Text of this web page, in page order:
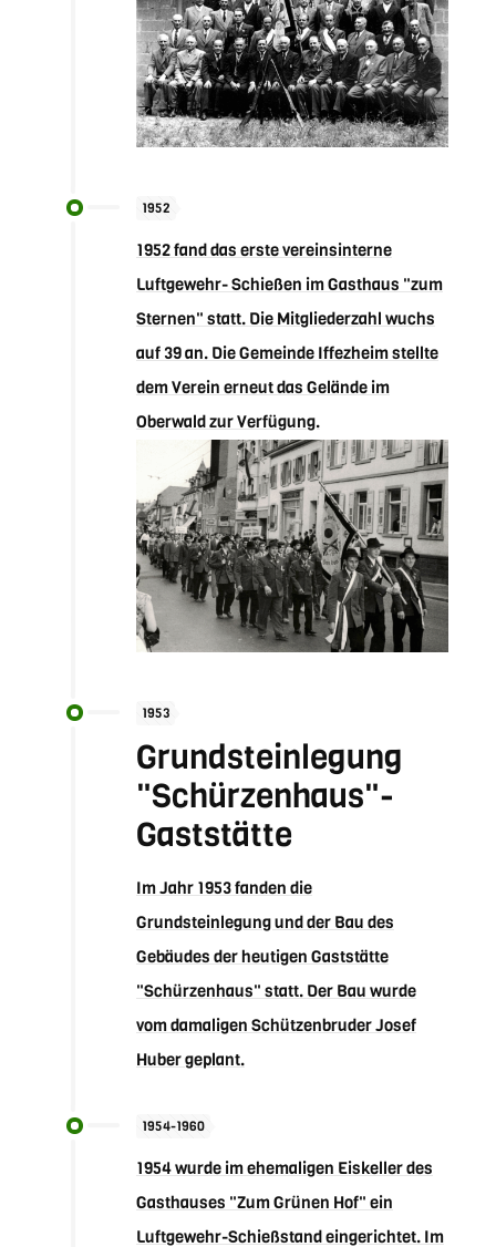
1952
1952 fand das erste vereinsinterne
Luftgewehr- Schießen im Gasthaus "zum
Sternen" statt. Die Mitgliederzahl wuchs
auf 39 an. Die Gemeinde Iffezheim stellte
dem Verein erneut das Gelände im
Oberwald zur Verfügung.
1953
Grundsteinlegung
"Schürzenhaus"-
Gaststätte
Im Jahr 1953 fanden die
Grundsteinlegung und der Bau des
Gebäudes der heutigen Gaststätte
"Schürzenhaus" statt. Der Bau wurde
vom damaligen Schützenbruder Josef
Huber geplant.
1954-1960
1954 wurde im ehemaligen Eiskeller des
Gasthauses "Zum Grünen Hof" ein
Luftgewehr-Schießstand eingerichtet. Im